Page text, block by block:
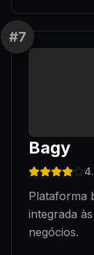
#7
Bagy
Plataforma
integrada
negócios.